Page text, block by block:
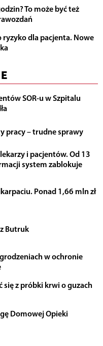
To może być też
dla pacjenta. Nowe
SOR-u w Szpitalu
pracy – trudne sprawy
i pacjentów. Od 13
system zablokuje
Ponad 1,66 mln zł
Butruk
w ochronie
się z próbki krwi o guzach
Domowej Opieki